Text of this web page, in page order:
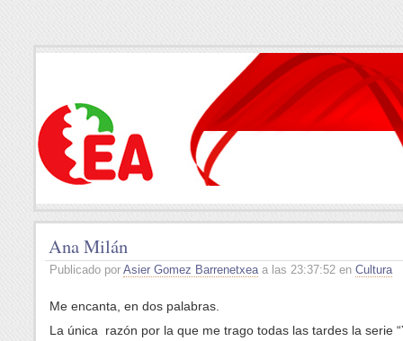
Ana Milán
Publicado por Asier Gomez Barrenetxeaa las 23:37:52 en Cultura
Me encanta, en dos palabras.
La única razón por la que me trago todas las tardes la serie